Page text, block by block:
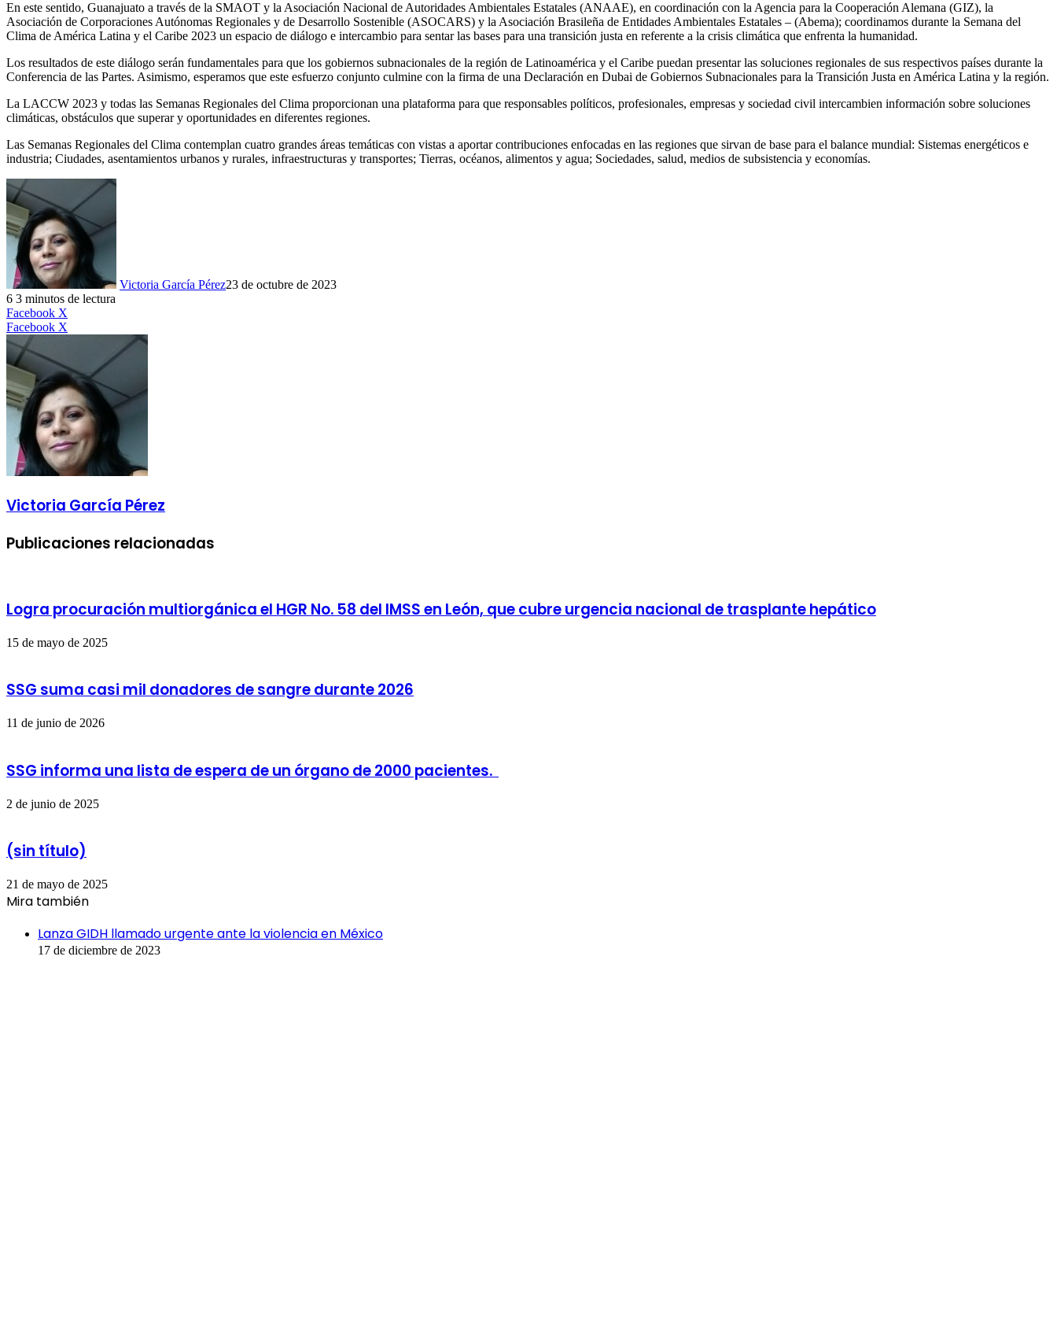
En este sentido, Guanajuato a través de la SMAOT y la Asociación Nacional de Autoridades Ambientales Estatales (ANAAE), en coordinación con la Agencia para la Cooperación Alemana (GIZ), la
Asociación de Corporaciones Autónomas Regionales y de Desarrollo Sostenible (ASOCARS) y la Asociación Brasileña de Entidades Ambientales Estatales – (Abema); coordinamos durante la Semana del
Clima de América Latina y el Caribe 2023 un espacio de diálogo e intercambio para sentar las bases para una transición justa en referente a la crisis climática que enfrenta la humanidad.
Los resultados de este diálogo serán fundamentales para que los gobiernos subnacionales de la región de Latinoamérica y el Caribe puedan presentar las soluciones regionales de sus respectivos países durante la
Conferencia de las Partes. Asimismo, esperamos que este esfuerzo conjunto culmine con la firma de una Declaración en Dubai de Gobiernos Subnacionales para la Transición Justa en América Latina y la región.
La LACCW 2023 y todas las Semanas Regionales del Clima proporcionan una plataforma para que responsables políticos, profesionales, empresas y sociedad civil intercambien información sobre soluciones
climáticas, obstáculos que superar y oportunidades en diferentes regiones.
Las Semanas Regionales del Clima contemplan cuatro grandes áreas temáticas con vistas a aportar contribuciones enfocadas en las regiones que sirvan de base para el balance mundial: Sistemas energéticos e
industria; Ciudades, asentamientos urbanos y rurales, infraestructuras y transportes; Tierras, océanos, alimentos y agua; Sociedades, salud, medios de subsistencia y economías.
Victoria García Pérez23 de octubre de 2023
6 3 minutos de lectura
Facebook X
Facebook X
electrónico
Victoria García Pérez
Publicaciones relacionadas
Logra procuración multiorgánica el HGR No. 58 del IMSS en León, que cubre urgencia nacional de trasplante hepático
15 de mayo de 2025
SSG suma casi mil donadores de sangre durante 2026
11 de junio de 2026
SSG informa una lista de espera de un órgano de 2000 pacientes.
2 de junio de 2025
(sin título)
21 de mayo de 2025
Mira también
Lanza GIDH llamado urgente ante la violencia en México
17 de diciembre de 2023